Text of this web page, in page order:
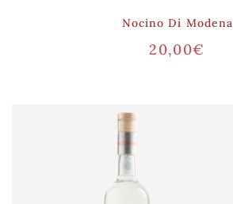
Nocino Di Modena
20,00€